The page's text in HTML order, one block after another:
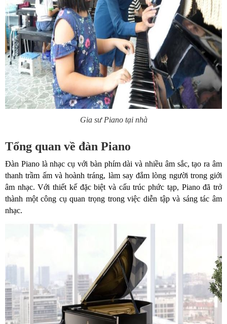
Gia sư Piano tại nhà
Tổng quan về đàn Piano
Đàn Piano là nhạc cụ với bàn phím dài và nhiều âm sắc, tạo ra âm
thanh trầm ấm và hoành tráng, làm say đắm lòng người trong giới
âm nhạc. Với thiết kế đặc biệt và cấu trúc phức tạp, Piano đã trở
thành một công cụ quan trọng trong việc diễn tập và sáng tác âm
nhạc.